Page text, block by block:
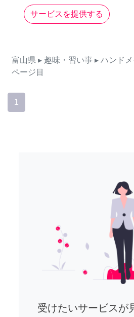
サービスを提供する
富山県 ▸ 趣味・習い事 ▸ ハンド
ページ目
1
受けたいサービスが